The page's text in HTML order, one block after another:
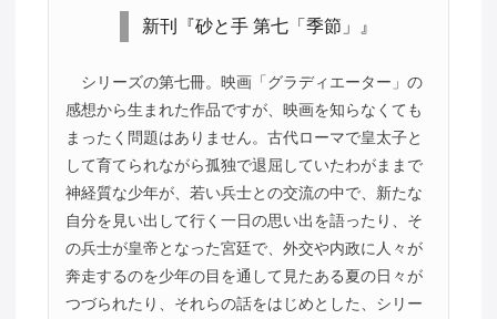
新刊『砂と手 第七「季節」』
シリーズの第七冊。映画「グラディエーター」の
感想から生まれた作品ですが、映画を知らなくても
まったく問題はありません。古代ローマで皇太子と
して育てられながら孤独で退屈していたわがままで
神経質な少年が、若い兵士との交流の中で、新たな
自分を見い出して行く一日の思い出を語ったり、そ
の兵士が皇帝となった宮廷で、外交や内政に人々が
奔走するのを少年の目を通して見たある夏の日々が
つづられたり、それらの話をはじめとした、シリー